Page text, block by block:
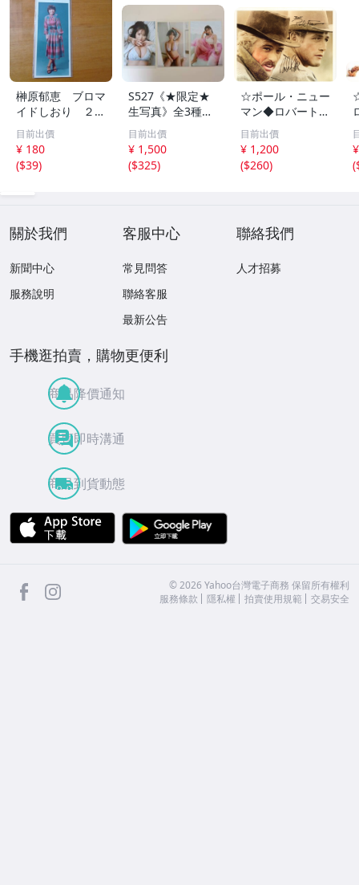
榊原郁恵 ブロマ
イドしおり ２枚
組 レトロ 送料
１１０円 未開封
目前出價
¥ 180
($39)
S527《★限定★
生写真》全3種セ
ット【井口裕香】
FLASH（フラッシ
ュ）2026年8月18
日・25日合併号
目前出價
¥ 1,500
($325)
☆ポール・ニュー
マン◆ロバート・
レッドフォード◆
サイン入り写真◆
30x20㎝☆
目前出價
¥ 1,200
($260)
(
關於我們
新聞中心
服務說明
客服中心
常見問答
聯絡客服
最新公告
聯絡我們
人才招募
手機逛拍賣，購物更便利
商品降價通知
買賣即時溝通
商品到貨動態
APP Store
facebook ©2026 Yahoo台灣電子商務 保留所有權利
服務條款
隱私權 拍賣使用規範 交易安全